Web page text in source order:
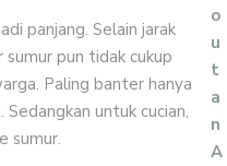
panjang. Selain jarak
sumur pun tidak cukup
Paling banter hanya
untuk cucian,
sumur.
o
u
t
a
n
A